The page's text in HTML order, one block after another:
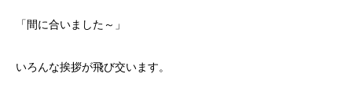
「間に合いました～」
いろんな挨拶が飛び交います。